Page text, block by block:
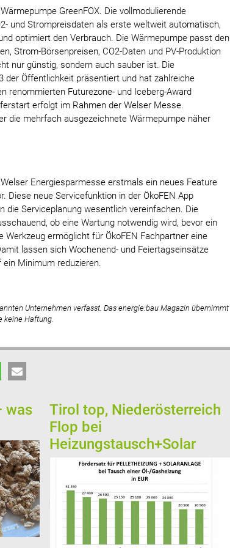
GreenFOX. Die vollmodulierende
und Strompreisdaten als erste weltweit automatisch,
optimiert den Verbrauch. Die Wärmepumpe passt den
Strom-Börsenpreisen, CO2-Daten und PV-Produktion
nur günstig, sondern auch sauber ist. Die
der Öffentlichkeit präsentiert und hat zahlreiche
renommierten Futurezone- und Iceberg-Award
erfolgt im Rahmen der Welser Messe.
die mehrfach ausgezeichnete Wärmepumpe näher
Energiesparmesse erstmals ein neues Feature
Diese neue Servicefunktion in der ÖkoFEN App
die Serviceplanung wesentlich vereinfachen. Die
ob eine Wartung notwendig wird, bevor ein
ermöglicht für ÖkoFEN Fachpartner eine
lassen sich Wochenend- und Feiertagseinsätze
Minimum reduzieren.
Unternehmen verfasst. Das energie:bau Magazin übernimmt
keine Haftung.
was
Tirol top, Niederösterreich
Flop bei
Heizungstausch+Solar